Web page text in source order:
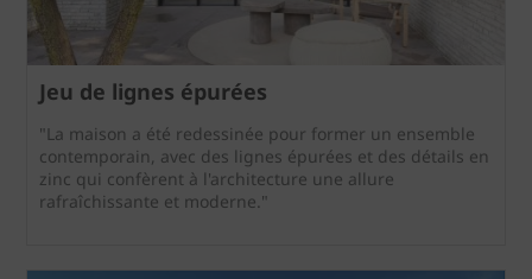
Jeu de lignes épurées
"La maison a été redessinée pour former un ensemble
contemporain, avec des lignes épurées et des détails en
zinc qui confèrent à l'architecture une allure
rafraîchissante et moderne."